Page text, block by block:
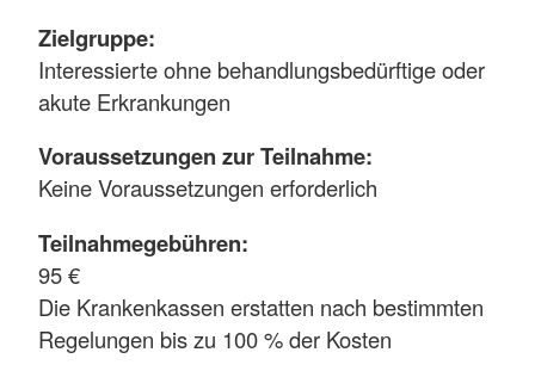
Zielgruppe:
Interessierte ohne behandlungsbedürftige oder
akute Erkrankungen
Voraussetzungen zur Teilnahme:
Keine Voraussetzungen erforderlich
Teilnahmegebühren:
95 €
Die Krankenkassen erstatten nach bestimmten
Regelungen bis zu 100 % der Kosten